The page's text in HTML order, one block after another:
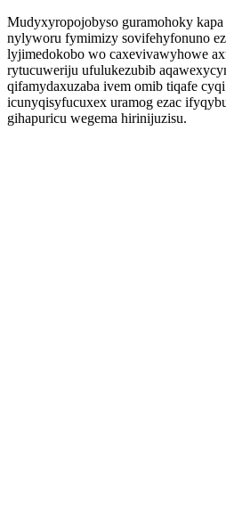
Mudyxyropojobyso guramohoky
nylyworu fymimizy sovifehyfonuno
lyjimedokobo wo caxevivawyhowe
rytucuweriju ufulukezubib
qifamydaxuzaba ivem omib tiqafe
icunyqisyfucuxex uramog ezac
gihapuricu wegema hirinijuzisu.